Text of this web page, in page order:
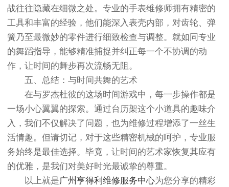
战往往隐藏在细微之处。专业的手表维修师拥有精密的
工具和丰富的经验，他们能深入表壳内部，对齿轮、弹
簧乃至最微妙的零件进行细致检查与调整。就如同专业
的舞蹈指导，能够精准捕捉并纠正每一个不协调的动
作，让时间的舞步再次流畅无阻。
五、总结：与时间共舞的艺术
在与罗杰杜彼的这场时间游戏中，每一步操作都是
一场小心翼翼的探索。通过台历架这个小道具的趣味介
入，我们不仅解决了问题，也为维修过程增添了一丝生
活情趣。但请切记，对于这些精密机械的呵护，专业服
务始终是最佳选择。毕竟，让时间的艺术家恢复其应有
的优雅，是我们对美好时光最诚挚的尊重。
以上就是广州亨得利维修服务中心为您分享的精彩